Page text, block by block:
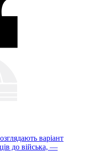
варіант
до війська, —